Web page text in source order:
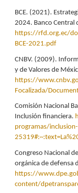
BCE. (2021).
2024. Banco Central
https://rfd.org.ec/
BCE-2021.pdf
CNBV. (2009).
y de Valores de
https://
Focalizada/
Comisión Nacional
Inclusión financiera.
programas/
Congreso Nacional
orgánica de defensa
https://
content/